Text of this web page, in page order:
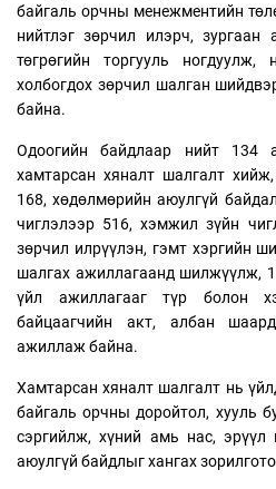
байгаль орчны менежментийн
нийтлэг зөрчил илэрч,
төгрөгийн торгууль
холбогдох зөрчил шалган
байна.
Одоогийн байдлаар нийт 134
хамтарсан хяналт шалгалт
168, хөдөлмөрийн аюулгүй
чиглэлээр 516, хэмжил зүйн
зөрчил илрүүлэн, гэмт хэргийн
шалгах ажиллагаанд шилжүүлж,
үйл ажиллагааг түр болон
байцаагчийн акт, албан
ажиллаж байна.
Хамтарсан хяналт шалгалт нь
байгаль орчны доройтол, хууль
сэргийлж, хүний амь нас,
аюулгүй байдлыг хангах